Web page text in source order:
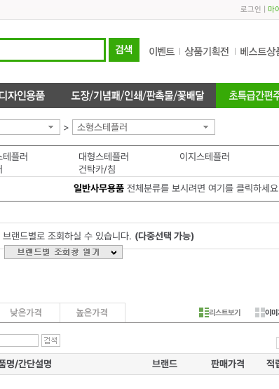
로그인 마
> 소형스테플러
플러 대형스테플러 이지스테플러
건탁카/침
일반사무용품전체분류를 보시려면 여기를 클릭하세요
랜드별로 조회하실 수 있습니다. (다중선택 가능)
리스트보기 이미
명/간단설명 브랜드 판매가격 적